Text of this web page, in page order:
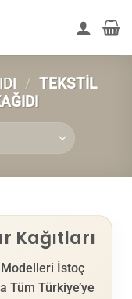
/ TEKSTIL
Kağıtları
Modelleri İstoç
Tüm Türkiye’ye